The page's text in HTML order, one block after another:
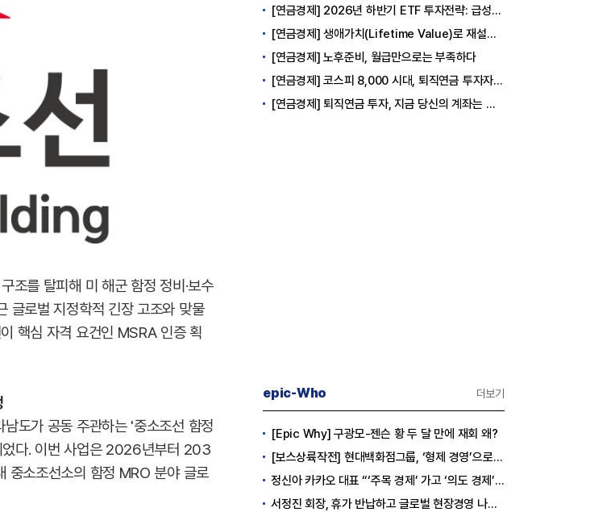
조를 탈피해 미 해군 함정 정비·보수
글로벌 지정학적 긴장 고조와 맞물
핵심 자격 요건인 MSRA 인증 획
도가 공동 주관하는 '중소조선 함정
었다. 이번 사업은 2026년부터 203
소조선소의 함정 MRO 분야 글로
[연금경제] 2026년 하반기 ETF 투자전략: 급성장의 상반기를 접고, 이제 '실적'이 가르는 하반기를 맞다
[연금경제] 생애가치(Lifetime Value)로 재설계하는 은퇴 후 안정적 생활보장과 평생소득 전략
[연금경제] 노후준비, 월급만으로는 부족하다
[연금경제] 코스피 8,000 시대, 퇴직연금 투자자는 왜 지금 FOMO를 경계해야 하는가
[연금경제] 퇴직연금 투자, 지금 당신의 계좌는 어느 편인가?
epic-Who 더보기
[Epic Why] 구광모-젠슨 황 두 달 만에 재회 왜?
[보스상륙작전] 현대백화점그룹, ‘형제 경영’으로 방향 틀었다
정신아 카카오 대표 “‘주목 경제’ 가고 ‘의도 경제’ 왔다”
서정진 회장, 휴가 반납하고 글로벌 현장경영 나선다